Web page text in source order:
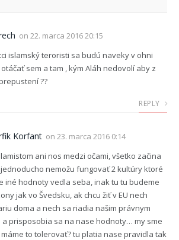
on 22. marca 2016 20:15
islamský teroristi sa budú naveky v ohni
sem a tam , kým Aláh nedovolí aby z
??
REPLY
Korfant on 23. marca 2016 0:14
ani nos medzi očami, všetko začina
jednoducho nemožu fungovať 2 kultúry ktoré
iné hodnoty vedla seba, inak tu tu budeme
jak vo Švedsku, ak chcu žiť v EU nech
doma a nech sa riadia našim právnym
a prisposobia sa na nase hodnoty… my sme
to tolerovať? tu platia nase pravidla tak